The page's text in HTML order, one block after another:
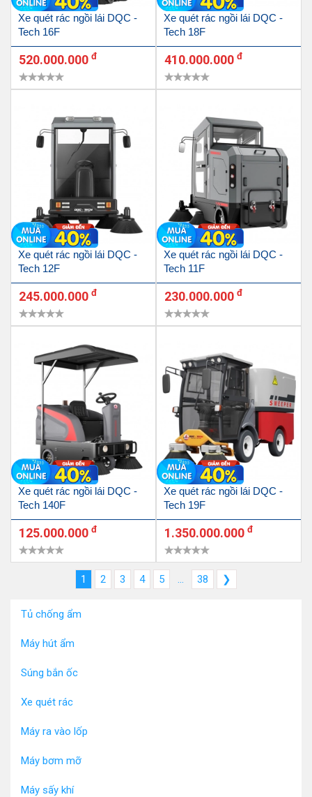
Xe quét rác ngồi lái DQC -
Tech 16F
520.000.000 đ
Xe quét rác ngồi lái DQC -
Tech 18F
410.000.000 đ
Xe quét rác ngồi lái DQC -
Tech 12F
245.000.000 đ
Xe quét rác ngồi lái DQC -
Tech 11F
230.000.000 đ
Xe quét rác ngồi lái DQC -
Tech 140F
125.000.000 đ
Xe quét rác ngồi lái DQC -
Tech 19F
1.350.000.000 đ
1 2 3 4 5 ... 38 ❯
Tủ chống ẩm
Máy hút ẩm
Súng bắn ốc
Xe quét rác
Máy ra vào lốp
Máy bơm mỡ
Máy sấy khí